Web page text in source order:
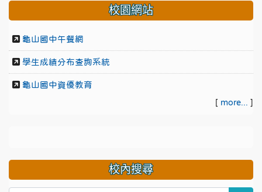
校園網站
龜山國中午餐網
學生成績分布查詢系統
龜山國中資優教育
[ more... ]
校內搜尋